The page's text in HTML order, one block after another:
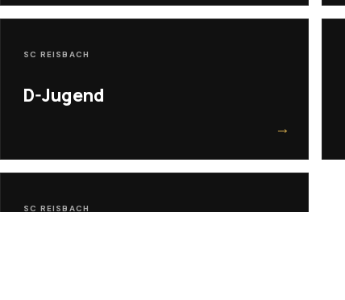
SC REISBACH
D-Jugend
→
SC REISBACH